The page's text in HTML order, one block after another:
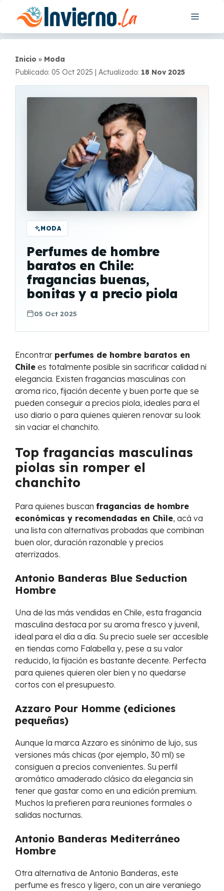
contenido
Menú
Inicio » Moda
Publicado: 05 Oct 2025 | Actualizado: 18 Nov 2025
MODA
Perfumes de hombre
baratos en Chile:
fragancias buenas,
bonitas y a precio piola
05 Oct 2025
Encontrar perfumes de hombre baratos en
Chile es totalmente posible sin sacrificar calidad ni
elegancia. Existen fragancias masculinas con
aroma rico, fijación decente y buen porte que se
pueden conseguir a precios piola, ideales para el
uso diario o para quienes quieren renovar su look
sin vaciar el chanchito.
Top fragancias masculinas
piolas sin romper el
chanchito
Para quienes buscan fragancias de hombre
económicas y recomendadas en Chile, acá va
una lista con alternativas probadas que combinan
buen olor, duración razonable y precios
aterrizados.
Antonio Banderas Blue Seduction
Hombre
Una de las más vendidas en Chile, esta fragancia
masculina destaca por su aroma fresco y juvenil,
ideal para el día a día. Su precio suele ser accesible
en tiendas como Falabella y, pese a su valor
reducido, la fijación es bastante decente. Perfecta
para quienes quieren oler bien y no quedarse
cortos con el presupuesto.
Azzaro Pour Homme (ediciones
pequeñas)
Aunque la marca Azzaro es sinónimo de lujo, sus
versiones más chicas (por ejemplo, 30 ml) se
consiguen a precios convenientes. Su perfil
aromático amaderado clásico da elegancia sin
tener que gastar como en una edición premium.
Muchos la prefieren para reuniones formales o
salidas nocturnas.
Antonio Banderas Mediterráneo
Hombre
Otra alternativa de Antonio Banderas, este
perfume es fresco y ligero, con un aire veraniego